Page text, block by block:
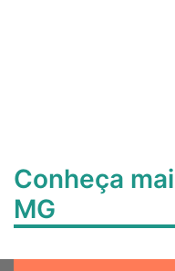
Conheça
MG